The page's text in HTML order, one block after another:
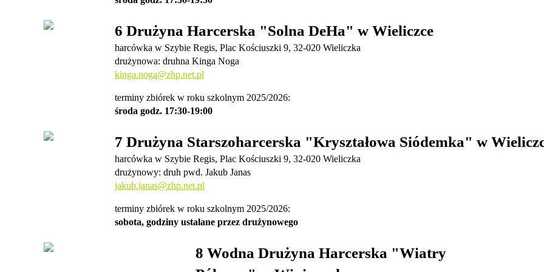
6 Drużyna Harcerska "Solna DeHa" w Wieliczce
harcówka w Szybie Regis, Plac Kościuszki 9, 32-020 Wieliczka
drużynowa: druhna Kinga Noga
kinga.noga@zhp.net.pl
terminy zbiórek w roku szkolnym 2025/2026:
środa godz. 17:30-19:00
7 Drużyna Starszoharcerska "Kryształowa Siódemka" w
harcówka w Szybie Regis, Plac Kościuszki 9, 32-020 Wieliczka
drużynowy: druh pwd. Jakub Janas
jakub.janas@zhp.net.pl
terminy zbiórek w roku szkolnym 2025/2026:
sobota, godziny ustalane przez drużynowego
8 Wodna Drużyna Harcerska "Wiatry